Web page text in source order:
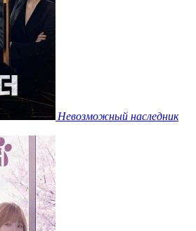
Невозможный наследник